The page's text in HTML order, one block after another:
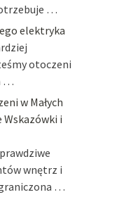
…
elektryka
otoczeni
…
w Małych
Wskazówki i
wnętrz i
…